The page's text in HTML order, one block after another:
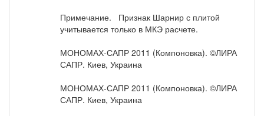
Примечание. Признак Шарнир с плитой
учитывается только в МКЭ расчете.
МОНОМАХ-САПР 2011 (Компоновка). ©ЛИРА
САПР. Киев, Украина
МОНОМАХ-САПР 2011 (Компоновка). ©ЛИРА
САПР. Киев, Украина